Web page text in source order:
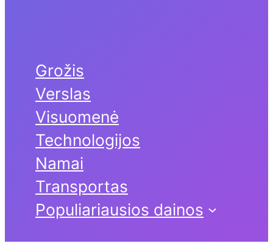
Grožis
Verslas
Visuomenė
Technologijos
Namai
Transportas
Populiariausios dainos